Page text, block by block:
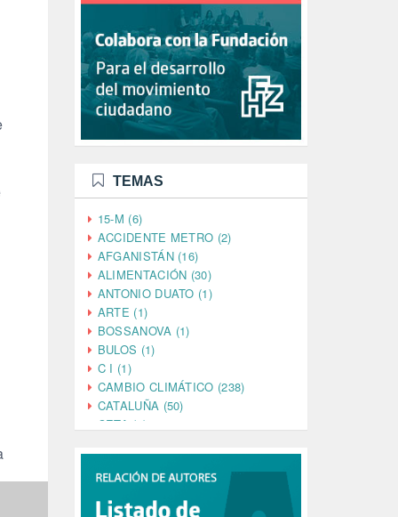
TEMAS
15-M (6)
ACCIDENTE METRO (2)
AFGANISTÁN (16)
ALIMENTACIÓN (30)
ANTONIO DUATO (1)
ARTE (1)
BOSSANOVA (1)
BULOS (1)
C I (1)
CAMBIO CLIMÁTICO (238)
CATALUÑA (50)
CETA (2)
CINE (35)
CIUDADANÍA (633)